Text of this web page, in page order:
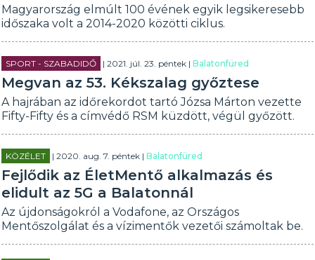
Magyarország elmúlt 100 évének egyik legsikeresebb
időszaka volt a 2014-2020 közötti ciklus.
SPORT - SZABADIDŐ | 2021. júl. 23. péntek |Balatonfüred
Megvan az 53. Kékszalag győztese
A hajrában az időrekordot tartó Józsa Márton vezette
Fifty-Fifty és a címvédő RSM küzdött, végül győzött.
KÖZÉLET | 2020. aug. 7. péntek |Balatonfüred
Fejlődik az ÉletMentő alkalmazás és
elidult az 5G a Balatonnál
Az újdonságokról a Vodafone, az Országos
Mentőszolgálat és a vízimentők vezetői számoltak be.